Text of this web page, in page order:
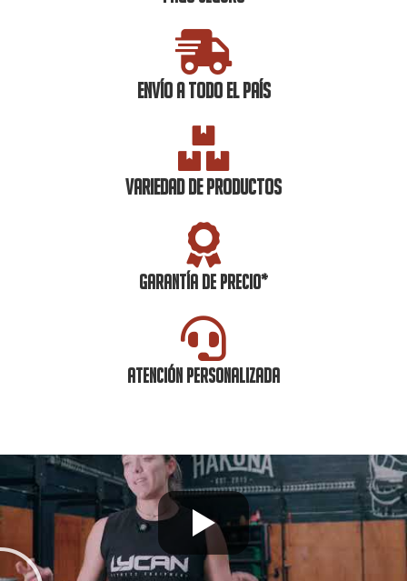
ENVÍO A TODO EL PAÍS
VARIEDAD DE PRODUCTOS
GARANTÍA DE PRECIO*
ATENCIÓN PERSONALIZADA